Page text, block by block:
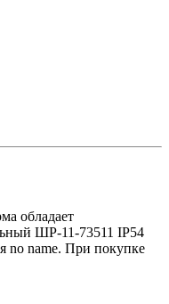
обладает
ШР-11-73511 IP54
no name. При покупке